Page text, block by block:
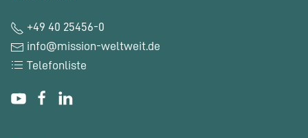
+49 40 25456-0
info@mission-weltweit.de
Telefonliste